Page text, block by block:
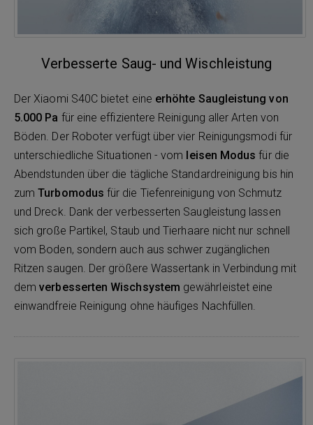
Verbesserte Saug- und Wischleistung
Der Xiaomi S40C bietet eine erhöhte Saugleistung von
5.000 Pa für eine effizientere Reinigung aller Arten von
Böden. Der Roboter verfügt über vier Reinigungsmodi für
unterschiedliche Situationen - vom leisen Modus für die
Abendstunden über die tägliche Standardreinigung bis hin
zumTurbomodus für die Tiefenreinigung von Schmutz
und Dreck. Dank der verbesserten Saugleistung lassen
sich große Partikel, Staub und Tierhaare nicht nur schnell
vom Boden, sondern auch aus schwer zugänglichen
Ritzen saugen. Der größere Wassertank in Verbindung mit
demverbesserten Wischsystem gewährleistet eine
einwandfreie Reinigung ohne häufiges Nachfüllen.